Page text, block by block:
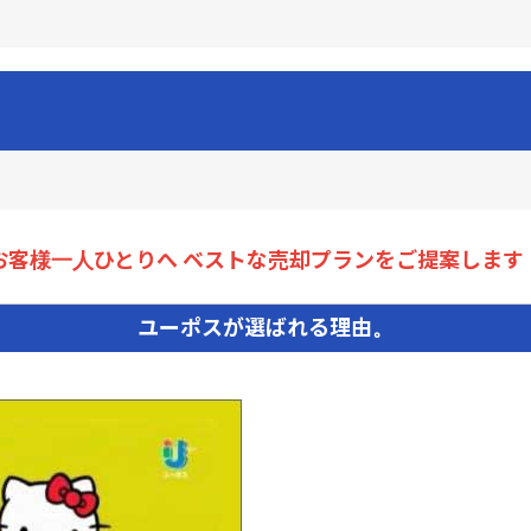
客様一人ひとりへ ベストな売却プランをご提案します
ユーポスが選ばれる理由。